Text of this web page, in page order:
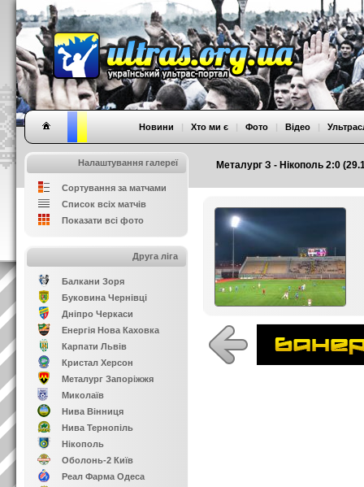
Металург З - Нікополь 2:0
Новини | Хто ми є | Фото | Відео |
Налаштування галереї
Сортування за матчами
Список всіх матчів
Показати всі фото
Друга ліга
Балкани Зоря
Буковина Чернівці
Дніпро Черкаси
Енергія Нова Каховка
Карпати Львів
Кристал Херсон
Металург Запоріжжя
Миколаїв
Нива Вінниця
Нива Тернопіль
Нікополь
Оболонь-2 Київ
Реал Фарма Одеса